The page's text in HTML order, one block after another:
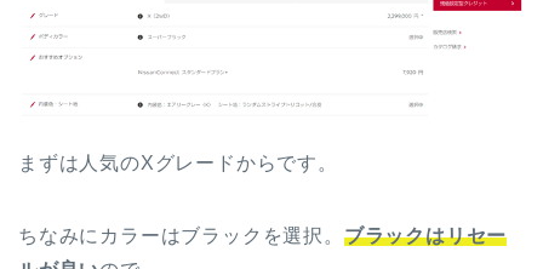
まずは人気のXグレードからです。
ちなみにカラーはブラックを選択。 ブラックはリセー